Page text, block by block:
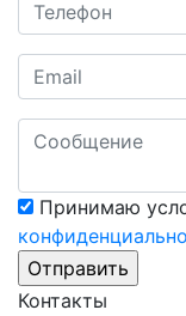
Принимаю
Контакты